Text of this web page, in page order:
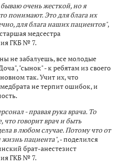
очень жесткой, но я
понимают. Это для блага их
для блага наших пациентов",
медсестра
ГКБ № 7.
не забалуешь, все молодые
"сынок" - к ребятам из своего
так. Учит их, что
не терпит ошибок, и
- правая рука врача. То
что говорит врач и быть
в любом случае. Потому что от
жизнь пациента", - поделился
брат-анестезист
ГКБ № 7.